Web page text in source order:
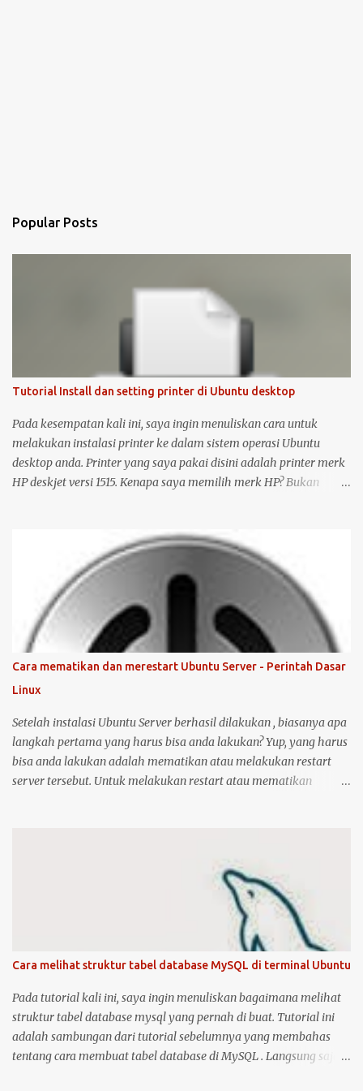
Popular Posts
Tutorial Install dan setting printer di Ubuntu desktop
Pada kesempatan kali ini, saya ingin menuliskan cara untuk
melakukan instalasi printer ke dalam sistem operasi Ubuntu
desktop anda. Printer yang saya pakai disini adalah printer merk
HP deskjet versi 1515. Kenapa saya memilih merk HP? Bukan
open source seperti Ubuntu . Langsung saja saya mulai langkah-
langkah untuk instalasi printer HP 1515 di Ubuntu desktop . Cara
ini bisa juga digunakan untuk merk printer lainnya, hanya saja
saya tidak bisa menjamin ketersediaan driver untuk sistem
operasi Linux ( Ubuntu ). Oh iya, saran saya, saat melakukan
instalasi dan setting printer, lebih baik komputer Ubuntu anda
terkoneksi dengan internet, berikut langkah-langkahnya: Colokin
keduanya. Kemudian klik logo unity di pojok kiri atas, kemudian
ketik printer, untuk masuk ke menu setting pr...
Cara mematikan dan merestart Ubuntu Server - Perintah Dasar
Linux
Setelah instalasi Ubuntu Server berhasil dilakukan , biasanya apa
langkah pertama yang harus bisa anda lakukan? Yup, yang harus
bisa anda lakukan adalah mematikan atau melakukan restart
server tersebut. Untuk melakukan restart atau mematikan
menggunakan mouse untuk melakukan restart atau shutdown
melalui antarmuka yang telah disediakan. Lalu bagaimana jika
anda menggunakan Ubuntu Server? yang notabene anda tidak
dapat menggunakan antarmuka karena hanya disediakan
console atau terminal. Ada beberapa cara untuk mematikan,
begitu juga ada dua cara untuk menjalankan perintah restart di
Ubuntu Server. Berikut cara untuk melakukan restart dan
shutdown dengan kedua metode tersebut: 1. Untuk melakukan
restart sistem operasi Ubuntu Server, anda bis...
Cara melihat struktur tabel database MySQL di terminal Ubuntu
Pada tutorial kali ini, saya ingin menuliskan bagaimana melihat
struktur tabel database mysql yang pernah di buat. Tutorial ini
adalah sambungan dari tutorial sebelumnya yang membahas
tentang cara membuat tabel database di MySQL . Langsung saja,